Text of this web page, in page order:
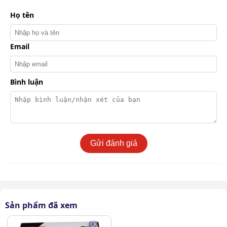
Garrett MD-200 có mức tiêu thụ điện năng thấp chỉ dưới
50mA. Nhờ vậy máy giúp kéo dài đáng kể thời gian sử
Họ tên
Email
Bình luận
Gửi đánh giá
Sản phẩm đã xem